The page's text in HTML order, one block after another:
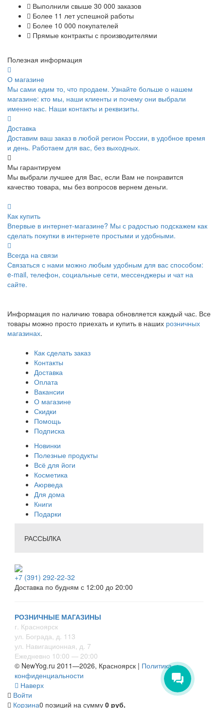
Выполнили свыше 30 000 заказов
Более 11 лет успешной работы
Более 10 000 покупателей
Прямые контракты с производителями
Полезная информация
О магазине
Мы сами едим то, что продаем. Узнайте больше о нашем
магазине: кто мы, наши клиенты и почему они выбрали
именно нас. Наши контакты и реквизиты.
Доставка
Доставим ваш заказ в любой регион России, в удобное время
и день. Работаем для вас, без выходных.
Мы гарантируем
Мы выбрали лучшее для Вас, если Вам не понравится
качество товара, мы без вопросов вернем деньги.
Как купить
Впервые в интернет-магазине? Мы с радостью подскажем как
сделать покупки в интернете простыми и удобными.
Всегда на связи
Связаться с нами можно любым удобным для вас способом:
e-mail, телефон, социальные сети, мессенджеры и чат на
сайте.
Информация по наличию товара обновляется каждый час. Все
товары можно просто приехать и купить в наших розничных
магазинах.
Как сделать заказ
Контакты
Доставка
Оплата
Вакансии
О магазине
Скидки
Помощь
Подписка
Новинки
Полезные продукты
Всё для йоги
Косметика
Аюрведа
Для дома
Книги
Подарки
РАССЫЛКА
+7 (391) 292-22-32
Доставка по будням с 12:00 до 20:00
РОЗНИЧНЫЕ МАГАЗИНЫ
г. Красноярск
ул. Бограда, д. 113
ул. Навигационная, д. 7
Ежедневно 10:00 — 20:00
© NewYog.ru 2011—2026, Красноярск | Политика
конфиденциальности
Наверх
Войти
Корзина0 позиций на сумму 0 руб.